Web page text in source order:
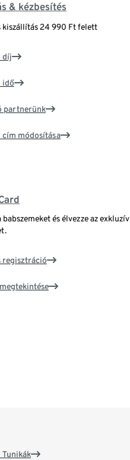
& kézbesítés
kiszállítás 24 990 Ft felett
díj
idő
partnerünk
cím módosítása
babszemeket és élvezze az exkluzív
regisztráció
Tunikák